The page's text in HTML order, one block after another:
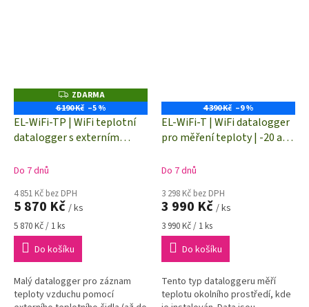
Z
D
A
A
ZDARMA
6 190 Kč –5 %
EL-WiFi-TP | WiFi teplotní
datalogger s externím
Do 7 dnů
4 851 Kč bez DPH
5 870 Kč / ks
Měrná
cena:
5 870 Kč / 1 ks
Do košíku
Malý datalogger pro záznam
teploty vzduchu pomocí
4 390 Kč –9 %
EL-WiFi-T | WiFi datalogger
pro měření teploty | -20 až
Do 7 dnů
3 298 Kč bez DPH
3 990 Kč / ks
Měrná
cena:
3 990 Kč / 1 ks
Do košíku
Tento typ dataloggeru měří
teplotu okolního prostředí, kde